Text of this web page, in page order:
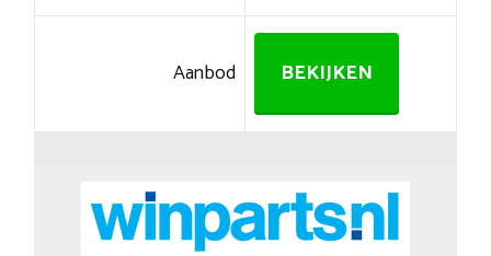
Aanbod BEKIJKEN